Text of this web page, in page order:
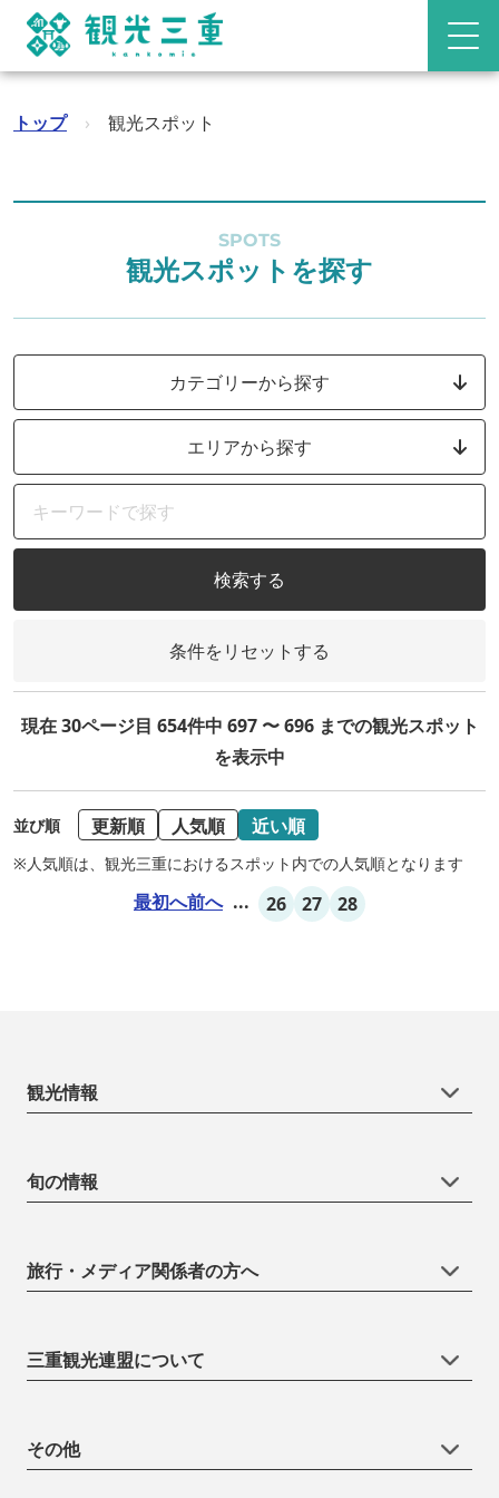
トップ › 観光スポット
SPOTS
観光スポットを探す
カテゴリーから探す
エリアから探す
検索する
条件をリセットする
現在 30ページ目 654件中 697 〜 696 までの観光スポット
を表示中
並び順 更新順 人気順 近い順
※人気順は、観光三重におけるスポット内での人気順となります
最初へ前へ ... 26 27 28
観光情報
旬の情報
旅行・メディア関係者の方へ
三重観光連盟について
その他